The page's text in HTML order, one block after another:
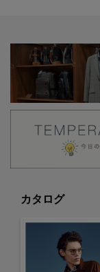
カタログ